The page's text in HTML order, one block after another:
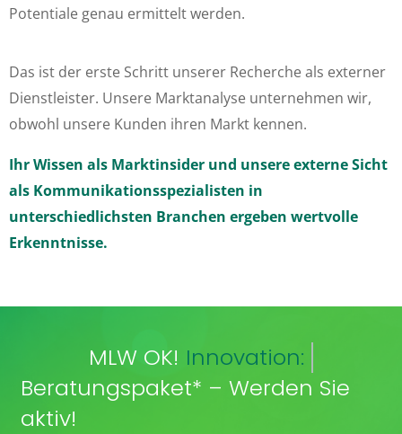
Potentiale genau ermittelt werden.
Das ist der erste Schritt unserer Recherche als externer
Dienstleister. Unsere Marktanalyse unternehmen wir,
obwohl unsere Kunden ihren Markt kennen.
Ihr Wissen als Marktinsider und unsere externe Sicht
als Kommunikationsspezialisten in
unterschiedlichsten Branchen ergeben wertvolle
Erkenntnisse.
MLW OK! Innovation:
Beratungspaket* – Werden Sie
aktiv!